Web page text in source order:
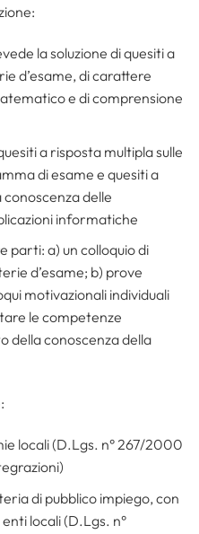
la soluzione di quesiti a
d’esame, di carattere
e di comprensione
a risposta multipla sulle
di esame e quesiti a
delle
informatiche
parti: a) un colloquio di
d’esame; b) prove
motivazionali individuali
le competenze
della conoscenza della
locali (D.Lgs. n° 267/2000
di pubblico impiego, con
locali (D.Lgs. n°